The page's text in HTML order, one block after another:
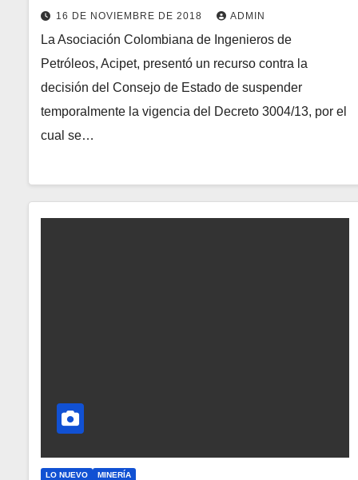
16 DE NOVIEMBRE DE 2018 ADMIN
La Asociación Colombiana de Ingenieros de
Petróleos, Acipet, presentó un recurso contra la
decisión del Consejo de Estado de suspender
temporalmente la vigencia del Decreto 3004/13, por el
cual se…
LO NUEVO MINERÍA